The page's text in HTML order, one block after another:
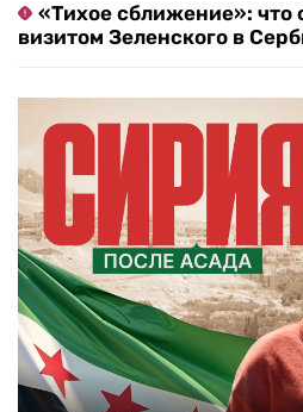
«Тихое сближение»: что
визитом Зеленского в